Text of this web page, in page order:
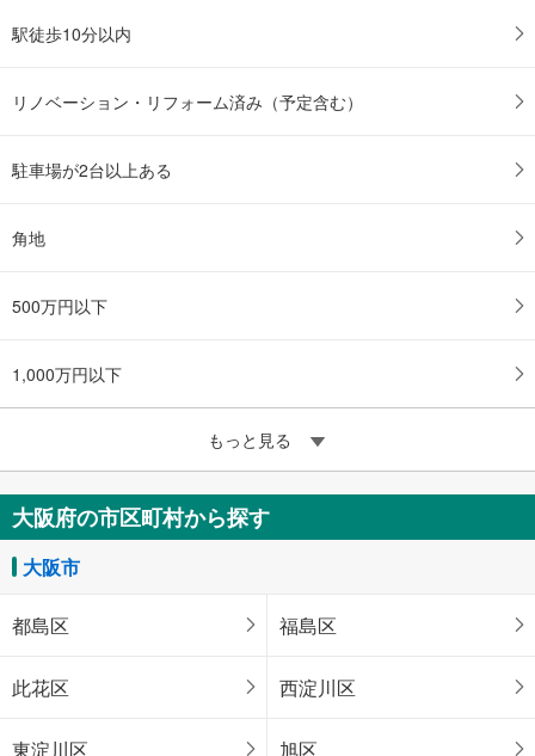
駅徒歩10分以内
リノベーション・リフォーム済み（予定含む）
駐車場が2台以上ある
角地
500万円以下
1,000万円以下
もっと見る
大阪府の市区町村から探す
大阪市
都島区 福島区
此花区 西淀川区
東淀川区 旭区